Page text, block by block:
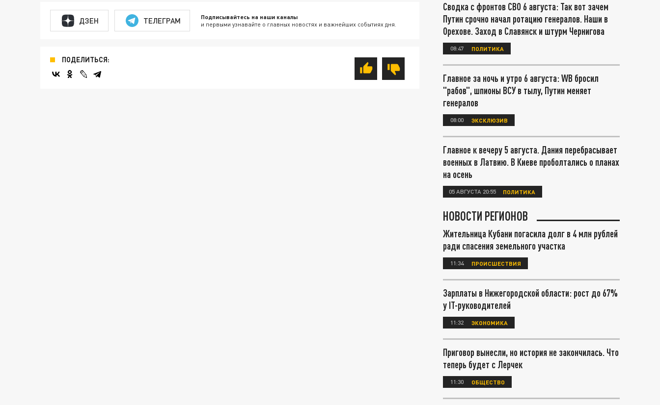
ДЗЕН ТЕЛЕГРАМ Подписывайтесь на наши каналы
и первыми узнавайте о главных новостях и важнейших событиях дня.
ПОДЕЛИТЬСЯ:
Сводка с фронтов СВО 6 августа: Так вот зачем
Путин срочно начал ротацию генералов. Наши в
Орехове. Заход в Славянск и штурм Чернигова
08:47 ПОЛИТИКА
Главное за ночь и утро 6 августа: WB бросил
"рабов", шпионы ВСУ в тылу, Путин меняет
генералов
08:00 ЭКСКЛЮЗИВ
Главное к вечеру 5 августа. Дания перебрасывает
военных в Латвию. В Киеве проболтались о планах
на осень
05 АВГУСТА 20:55 ПОЛИТИКА
НОВОСТИ РЕГИОНОВ
Жительница Кубани погасила долг в 4 млн рублей
ради спасения земельного участка
11:34 ПРОИСШЕСТВИЯ
Зарплаты в Нижегородской области: рост до 67%
у IT-руководителей
11:32 ЭКОНОМИКА
Приговор вынесли, но история не закончилась. Что
теперь будет с Лерчек
11:30 ОБЩЕСТВО